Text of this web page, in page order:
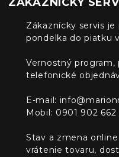
Zákaznícky servis
pondelka do piatku
Vernostný
telefonické
E-mail:
Mobil: 0901 902 662
Stav a zmena
vrátenie tovaru,